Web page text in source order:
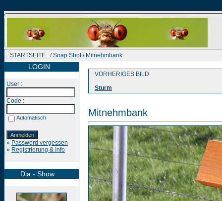
STARTSEITE /Snap Shot/ Mitnehmbank
LOGIN
User :
Code :
Automatisch
» Password vergessen
» Registrierung & Info
Dia - Show
VORHERIGES BILD
Sturm
Mitnehmbank